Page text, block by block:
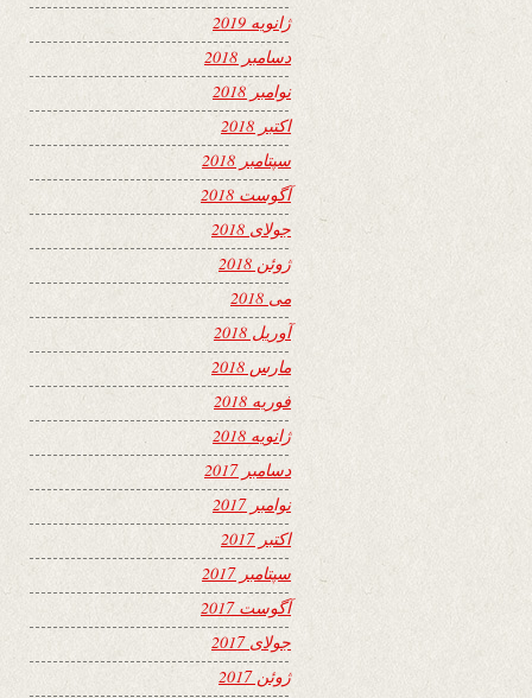
ژانویه 2019
دسامبر 2018
نوامبر 2018
اکتبر 2018
سپتامبر 2018
آگوست 2018
جولای 2018
ژوئن 2018
می 2018
آوریل 2018
مارس 2018
فوریه 2018
ژانویه 2018
دسامبر 2017
نوامبر 2017
اکتبر 2017
سپتامبر 2017
آگوست 2017
جولای 2017
ژوئن 2017